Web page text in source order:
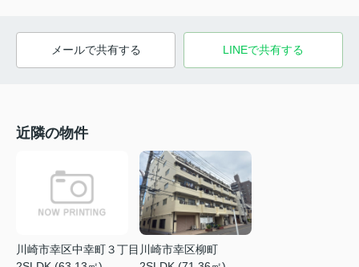
メールで共有する LINEで共有する
近隣の物件
川崎市幸区中幸町３丁目 川崎市幸区柳町